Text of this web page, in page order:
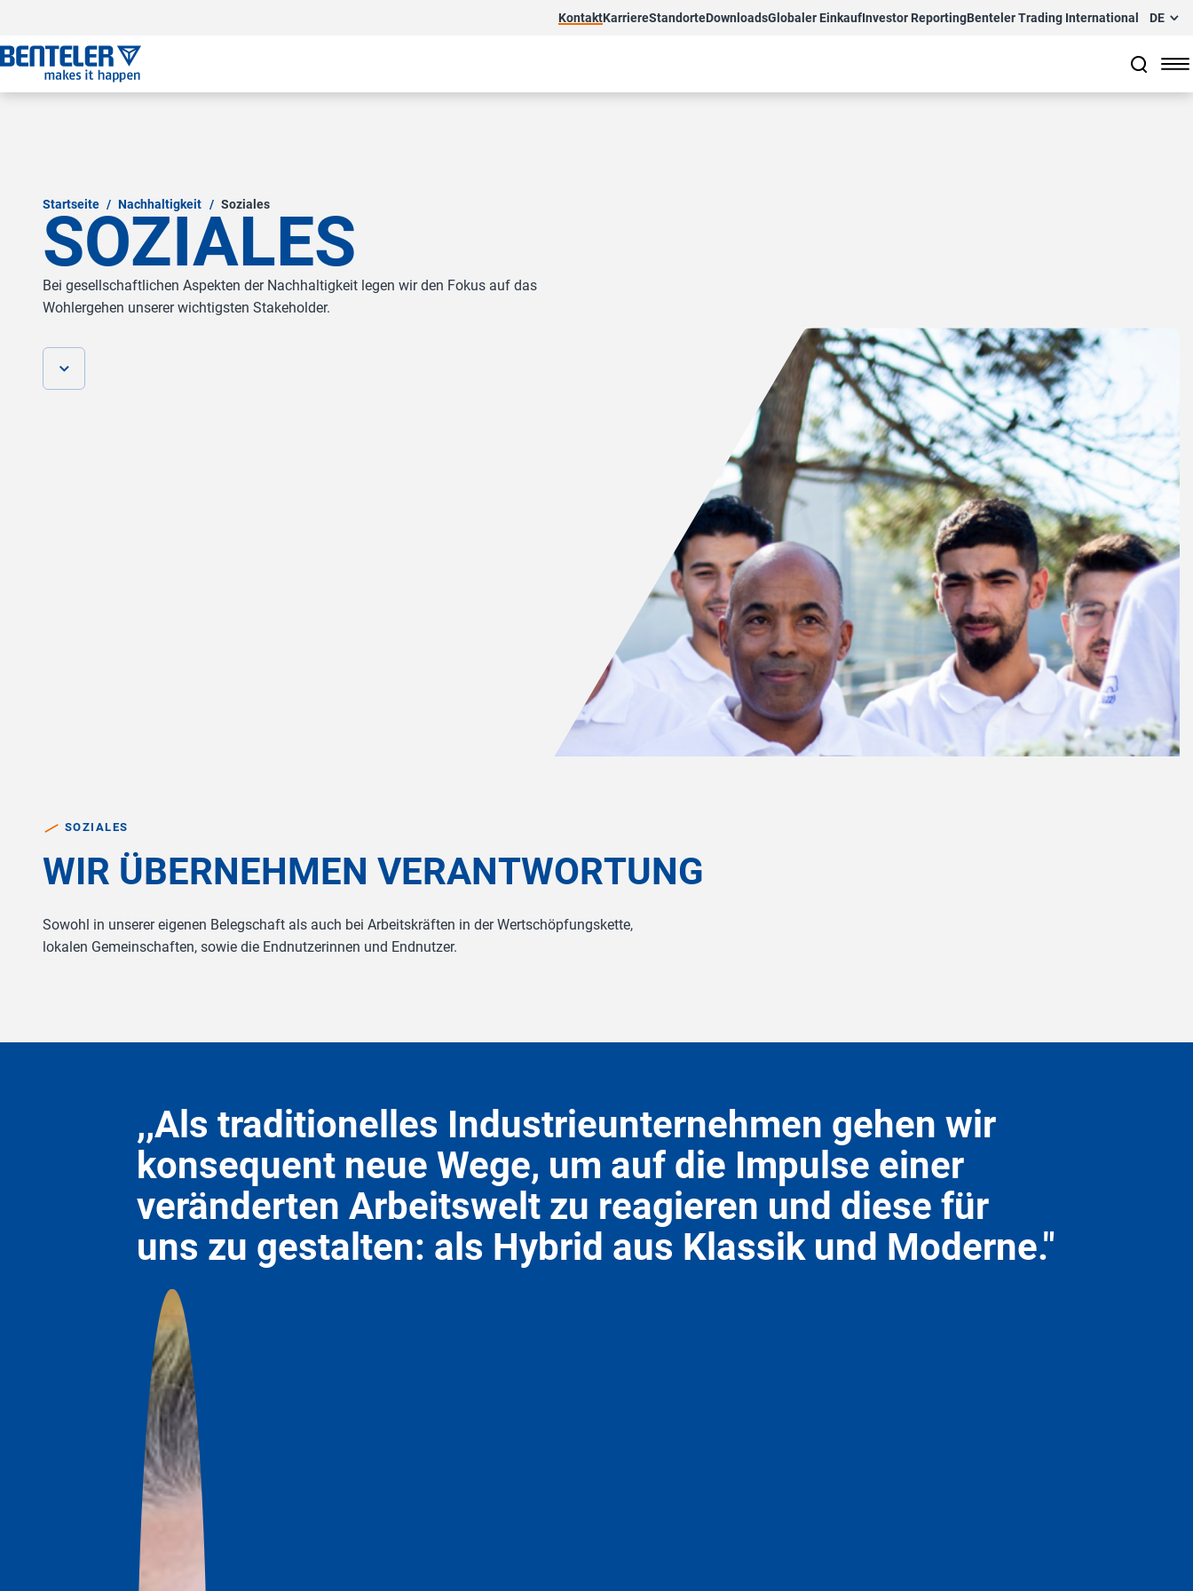
KontaktKarriereStandorteDownloadsGlobaler EinkaufInvestor ReportingBenteler Trading International DE
Zum Hauptinhalt springen
Zum Footer springen
Zum Ende der Navigation springen
Zum Beginn der Navigation springen
Startseite / Nachhaltigkeit / Soziales
SOZIALES
Bei gesellschaftlichen Aspekten der Nachhaltigkeit legen wir den Fokus auf das
Wohlergehen unserer wichtigsten Stakeholder.
SOZIALES
WIR ÜBERNEHMEN VERANTWORTUNG
Sowohl in unserer eigenen Belegschaft als auch bei Arbeitskräften in der Wertschöpfungskette,
lokalen Gemeinschaften, sowie die Endnutzerinnen und Endnutzer.
,,Als traditionelles Industrieunternehmen gehen wir
konsequent neue Wege, um auf die Impulse einer
veränderten Arbeitswelt zu reagieren und diese für
uns zu gestalten: als Hybrid aus Klassik und Moderne."